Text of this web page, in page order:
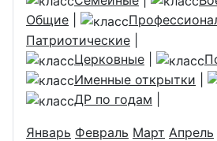
Общие
Патриотические
Церковные
Именные открытки
ДР по годам
Январь Февраль Март Апрель